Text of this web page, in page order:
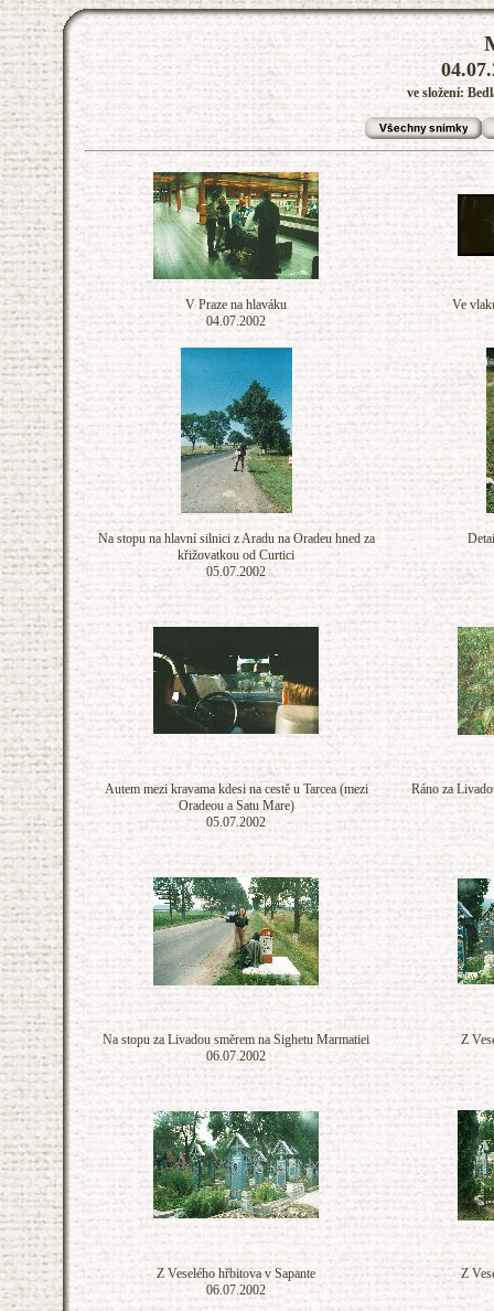
ve složení:
V Praze na hlaváku
04.07.2002
Ve
Na stopu na hlavní silnici z Aradu na Oradeu hned za
křižovatkou od Curtici
05.07.2002
Autem mezi kravama kdesi na cestě u Tarcea (mezi
Oradeou a Satu Mare)
05.07.2002
Ráno za
Na stopu za Livadou směrem na Sighetu Marmatiei
06.07.2002
Z
Z Veselého hřbitova v Sapante
06.07.2002
Z